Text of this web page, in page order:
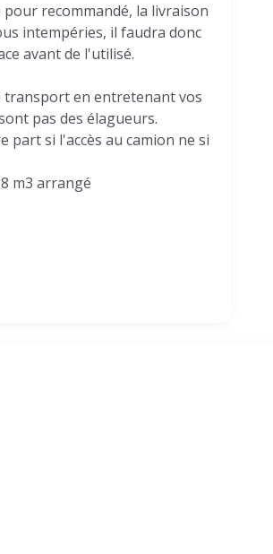
recommandé, la livraison
intempéries, il faudra donc
avant de l'utilisé.
transport en entretenant vos
pas des élagueurs.
part si l'accès au camion ne si
m3 arrangé